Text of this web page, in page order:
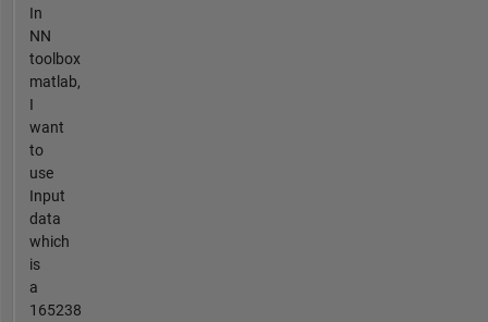
In
NN
toolbox
matlab,
I
want
to
use
Input
data
which
is
a
165238